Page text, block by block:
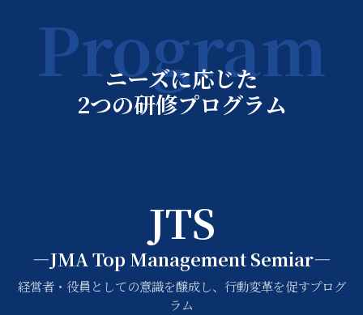
Program
ニーズに応じた
2つの研修プログラム
JTS
―JMA Top Management Semiar―
経営者・役員としての意識を醸成し、行動変革を促すプログ
ラム